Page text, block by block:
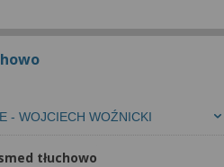
- WOJCIECH WOŹNICKI
tłuchowo